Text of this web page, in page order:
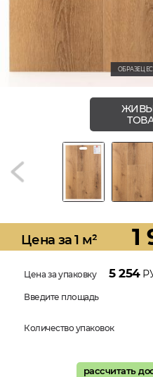
ОБРАЗЕЦ
Цена за 1 м² 1
Цена за упаковку 5 254
Введите площадь
Количество упаковок
рассчитать